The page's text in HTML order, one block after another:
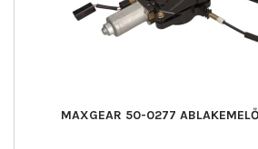
MAXGEAR 50-0277